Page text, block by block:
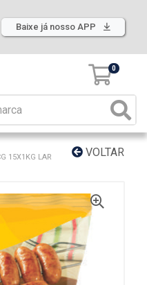
Baixe já nosso APP
0
VOLTAR
15X1KG LAR